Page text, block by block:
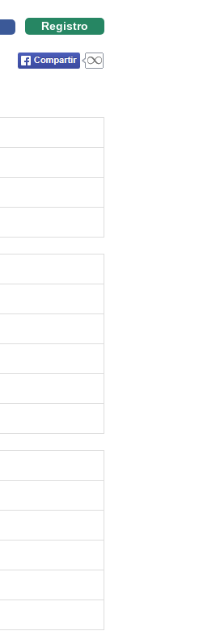
Registro